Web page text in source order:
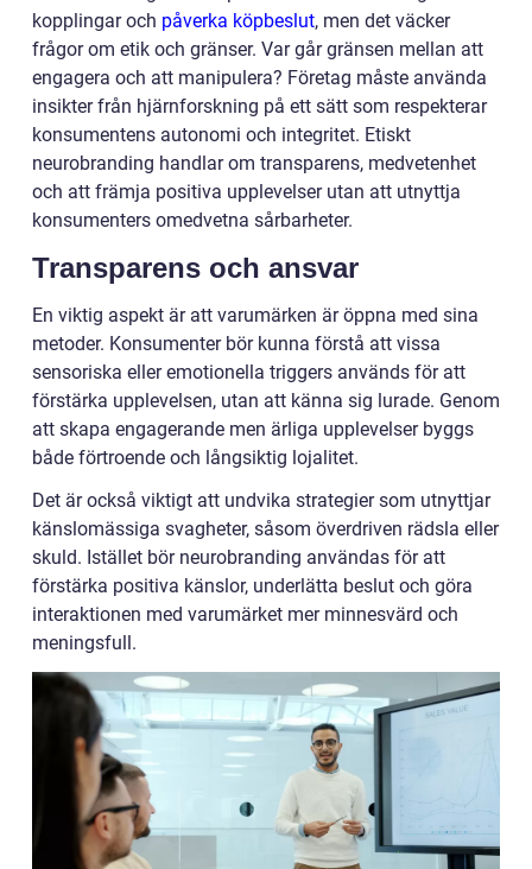
kopplingar och påverka köpbeslut, men det väcker
frågor om etik och gränser. Var går gränsen mellan att
engagera och att manipulera? Företag måste använda
insikter från hjärnforskning på ett sätt som respekterar
konsumentens autonomi och integritet. Etiskt
neurobranding handlar om transparens, medvetenhet
och att främja positiva upplevelser utan att utnyttja
konsumenters omedvetna sårbarheter.
Transparens och ansvar
En viktig aspekt är att varumärken är öppna med sina
metoder. Konsumenter bör kunna förstå att vissa
sensoriska eller emotionella triggers används för att
förstärka upplevelsen, utan att känna sig lurade. Genom
att skapa engagerande men ärliga upplevelser byggs
både förtroende och långsiktig lojalitet.
Det är också viktigt att undvika strategier som utnyttjar
känslomässiga svagheter, såsom överdriven rädsla eller
skuld. Istället bör neurobranding användas för att
förstärka positiva känslor, underlätta beslut och göra
interaktionen med varumärket mer minnesvärd och
meningsfull.